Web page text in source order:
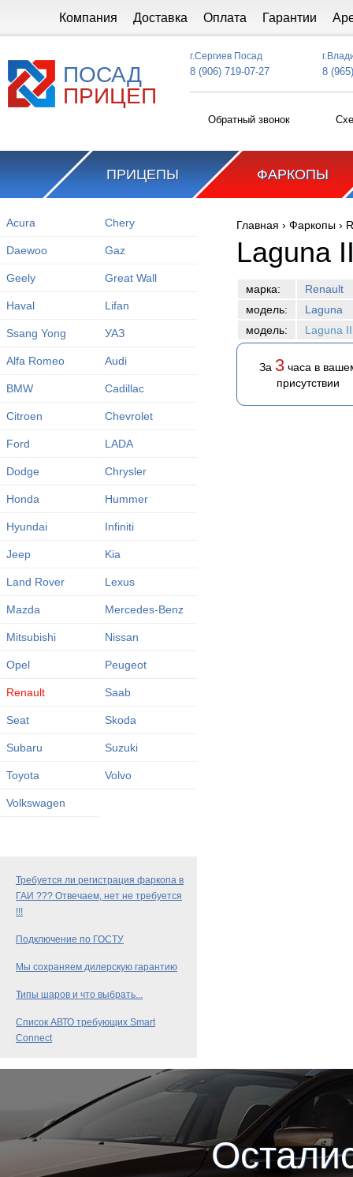
Компания Доставка Оплата Гарантии
ПОСАД
ПРИЦЕП
г.Сергиев Посад
8 (906) 719-07-27 8
Обратный звонок
ПРИЦЕПЫ ФАРКОПЫ
Acura Chery
Daewoo Gaz
Geely Great Wall
Haval Lifan
Ssang Yong УАЗ
Alfa Romeo Audi
BMW Cadillac
Citroen Chevrolet
Ford LADA
Dodge Chrysler
Honda Hummer
Hyundai Infiniti
Jeep Kia
Land Rover Lexus
Mazda Mercedes-Benz
Mitsubishi Nissan
Opel Peugeot
Renault Saab
Seat Skoda
Subaru Suzuki
Toyota Volvo
Volkswagen
Требуется ли регистрация фаркопа в
ГАИ ??? Отвечаем, нет не требуется
!!!
Подключение по ГОСТУ
Мы сохраняем дилерскую гарантию
Типы шаров и что выбрать...
Список АВТО требующих Smart
Connect
Вы здесь
Главная › Фаркопы ›
Laguna
марка:
Renault
модель:
Laguna
модель:
Laguna
За 3часа в
присутствии